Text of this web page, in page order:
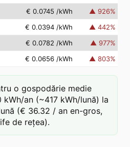
€ 0.0745 /kWh ▲ 926%
€ 0.0394 /kWh ▲ 442%
€ 0.0782 /kWh ▲ 977%
€ 0.0656 /kWh ▲ 803%
o gospodărie medie
an (~417 kWh/lună) la
(€ 36.32 / an en-gros,
de rețea).